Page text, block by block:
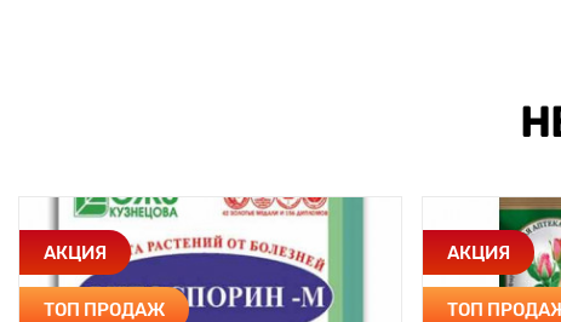
АКЦИЯ
ТОП ПРОДАЖ
АКЦИЯ
ТОП